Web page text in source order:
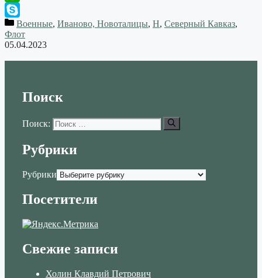
WhatsApp
SkypeВоенные, Иваново, Новоталицы, Н, Северный Кавказ,
Флот
05.04.2023
Поиск
Поиск:
Рубрики
Рубрики
Посетители
Свежие записи
Холин Клавдий Петрович